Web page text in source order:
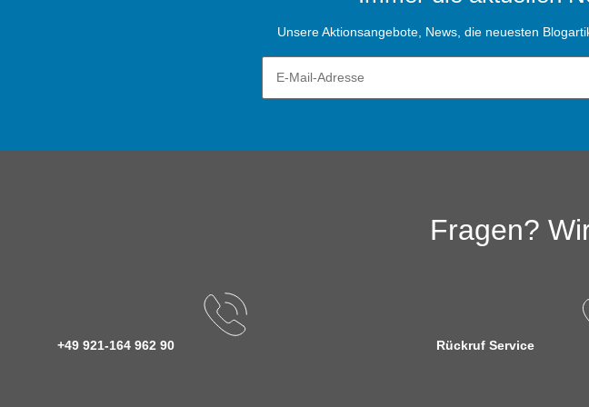
Unsere Aktionsangebote, News, die neuesten
Fragen?
+49 921-164 962 90 Rückruf Service